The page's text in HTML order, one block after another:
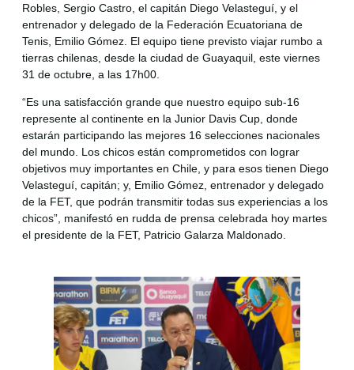
Robles, Sergio Castro, el capitán Diego Velasteguí, y el
entrenador y delegado de la Federación Ecuatoriana de
Tenis, Emilio Gómez. El equipo tiene previsto viajar rumbo a
tierras chilenas, desde la ciudad de Guayaquil, este viernes
31 de octubre, a las 17h00.
“Es una satisfacción grande que nuestro equipo sub-16
represente al continente en la Junior Davis Cup, donde
estarán participando las mejores 16 selecciones nacionales
del mundo. Los chicos están comprometidos con lograr
objetivos muy importantes en Chile, y para esos tienen Diego
Velasteguí, capitán; y, Emilio Gómez, entrenador y delegado
de la FET, que podrán transmitir todas sus experiencias a los
chicos”, manifestó en rudda de prensa celebrada hoy martes
el presidente de la FET, Patricio Galarza Maldonado.